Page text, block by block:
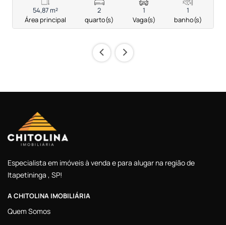
54,87 m²
Área principal
2
quarto(s)
1
Vaga(s)
1
banho(s)
‹ ›
Especialista em imóveis à venda e para alugar na região de
Itapetininga , SP!
A CHITOLINA IMOBILIÁRIA
Quem Somos